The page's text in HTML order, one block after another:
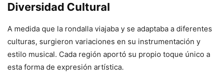
Diversidad Cultural
A medida que la rondalla viajaba y se adaptaba a diferentes
culturas, surgieron variaciones en su instrumentación y
estilo musical. Cada región aportó su propio toque único a
esta forma de expresión artística.